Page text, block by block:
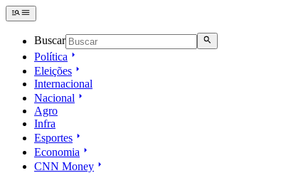
Buscar
Política
Eleições
Internacional
Nacional
Agro
Infra
Esportes
Economia
CNN Money